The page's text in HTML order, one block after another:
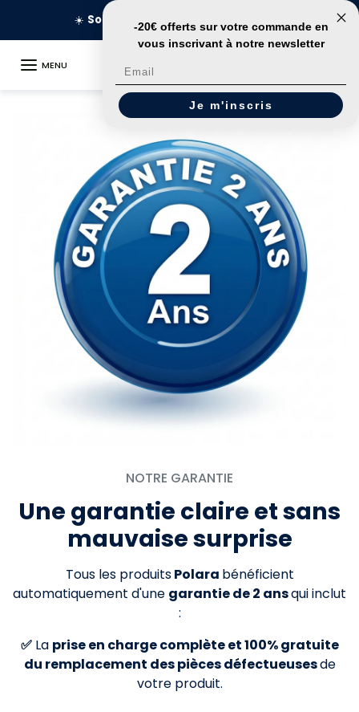
🚀 Livraison en 24h
MENU
NOTRE GARANTIE
Une garantie claire et sans
mauvaise surprise
Tous les produitsPolara bénéficient
automatiquement d'une garantie de 2 ansqui inclut
:
✅La prise en charge complète et 100% gratuite
du remplacement des pièces défectueusesde
votre produit.
-20€ offerts sur votre commande en
vous inscrivant à notre newsletter
Email
Je m'inscris